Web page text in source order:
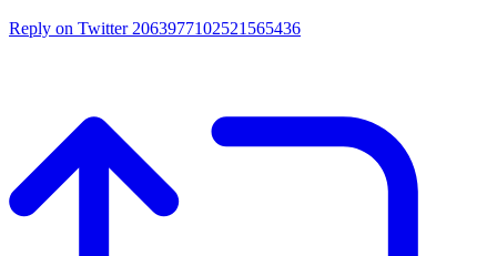
Reply on Twitter 2063977102521565436